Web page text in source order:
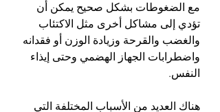
مع الضغوطات بشكل صحيح يمكن أن
تؤدي إلى مشاكل أخرى مثل الاكتئاب
والغضب والقرحة وزيادة الوزن أو فقدانه
واضطرابات الجهاز الهضمي وحتى إيذاء
النفس.
هناك العديد من الأسباب المختلفة التي